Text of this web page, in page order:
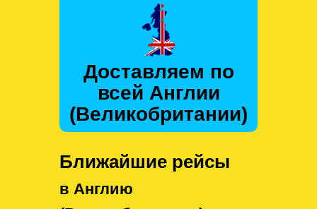
Доставляем по
всей Англии
(Великобритании)
Ближайшие рейсы
в Англию